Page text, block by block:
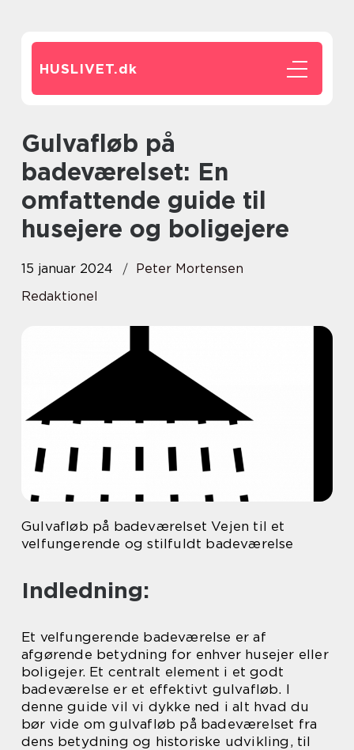
HUSLIVET.dk
Gulvafløb på
badeværelset: En
omfattende guide til
husejere og boligejere
15 januar 2024
Peter Mortensen
Redaktionel
Gulvafløb på badeværelset Vejen til et
velfungerende og stilfuldt badeværelse
Indledning:
Et velfungerende badeværelse er af
afgørende betydning for enhver husejer eller
boligejer. Et centralt element i et godt
badeværelse er et effektivt gulvafløb. I
denne guide vil vi dykke ned i alt hvad du
bør vide om gulvafløb på badeværelset fra
dens betydning og historiske udvikling, til